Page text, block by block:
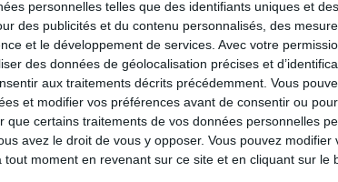
personnelles telles que des identifiants uniques et
des publicités et du contenu personnalisés, des
et le développement de services. Avec votre
des données de géolocalisation précises et
aux traitements décrits précédemment. Vous
et modifier vos préférences avant de consentir ou
que certains traitements de vos données personnelles
avez le droit de vous y opposer. Vous pouvez modifier
moment en revenant sur ce site et en cliquant sur le
10 kg : ma méthode
Et après la perte de poids
Je fais comment ?